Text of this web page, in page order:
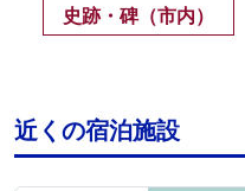
史跡・碑（市内）
近くの宿泊施設